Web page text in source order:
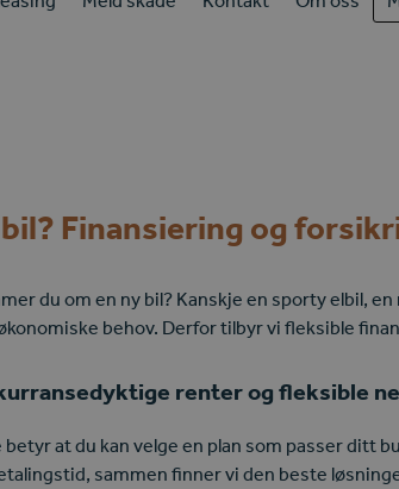
Finansiering og
du om en ny bil? Kanskje en sporty elbil,
behov. Derfor tilbyr vi fleksible
renter og fleksible
at du kan velge en plan som passer ditt
sammen finner vi den beste